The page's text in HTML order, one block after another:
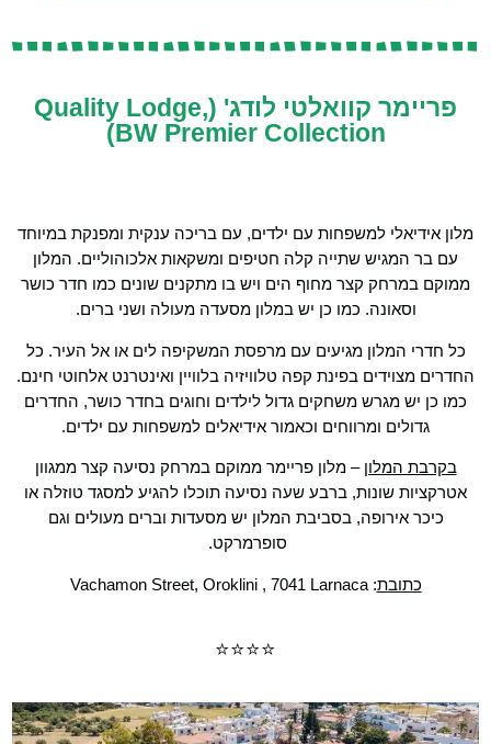
פריימר קוואלטי לודג' (Quality Lodge,
BW Premier Collection)
מלון אידיאלי למשפחות עם ילדים, עם בריכה ענקית ומפנקת במיוחד
עם בר המגיש שתייה קלה חטיפים ומשקאות אלכוהוליים. המלון
ממוקם במרחק קצר מחוף הים ויש בו מתקנים שונים כמו חדר כושר
וסאונה. כמו כן יש במלון מסעדה מעולה ושני ברים.
כל חדרי המלון מגיעים עם מרפסת המשקיפה לים או אל העיר. כל
החדרים מצוידים בפינת קפה טלוויזיה בלוויין ואינטרנט אלחוטי חינם.
כמו כן יש מגרש משחקים גדול לילדים וחוגים בחדר כושר, החדרים
גדולים ומרווחים וכאמור אידיאלים למשפחות עם ילדים.
בקרבת המלון – מלון פריימר ממוקם במרחק נסיעה קצר ממגוון
אטרקציות שונות, ברבע שעה נסיעה תוכלו להגיע למסגד טוזלה או
כיכר אירופה, בסביבת המלון יש מסעדות וברים מעולים וגם
סופרמרקט.
כתובת: Vachamon Street, Oroklini , 7041 Larnaca
⭐⭐⭐⭐